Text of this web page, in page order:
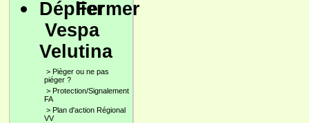
Vespa
Velutina
> Pièger ou ne pas
piéger ?
> Protection/Signalement
FA
> Plan d'action Régional
VV